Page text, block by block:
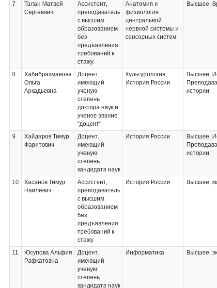
7
Талан Матвей
Сергеевич
Ассистент,
преподаватель
с высшим
образованием
без
предъявления
требований к
стажу
Анатомия и
физиология
центральной
нервной системы и
сенсорных систем
Высшее,
8
Хабибрахманова
Ольга
Аркадьевна
Доцент,
имеющий
ученую
степень
доктора наук и
ученое звание
"доцент"
Культурология;
История России
Высшее,
истории
9
Хайдаров Тимур
Фаритович
Доцент,
имеющий
ученую
степень
кандидата наук
История России
Высшее,
истории
10
Хасанов Тимур
Наилевич
Ассистент,
преподаватель
с высшим
образованием
без
предъявления
требований к
стажу
История России Высшее,
11
Юсупова Альфия
Рафкатовна
Доцент,
имеющий
ученую
степень
кандидата наук
Информатика Высшее,